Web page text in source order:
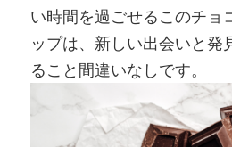
い時間を過ごせるこのチョ
ップは、新しい出会いと発
ること間違いなしです。